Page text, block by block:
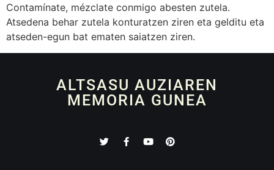
Contamínate, mézclate conmigo abesten zutela.
Atsedena behar zutela konturatzen ziren eta gelditu eta
atseden-egun bat ematen saiatzen ziren.
ALTSASU AUZIAREN
MEMORIA GUNEA